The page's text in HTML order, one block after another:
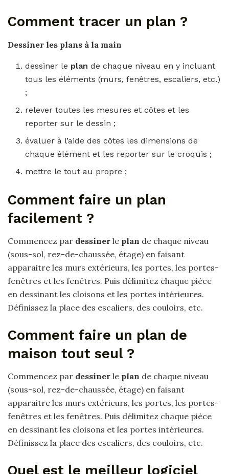
Comment tracer un plan ?
Dessiner les plans à la main
dessiner le plande chaque niveau en y incluant
tous les éléments (murs, fenêtres, escaliers, etc.)
;
relever toutes les mesures et côtes et les
reporter sur le dessin ;
évaluer à l’aide des côtes les dimensions de
chaque élément et les reporter sur le croquis ;
mettre le tout au propre ;
Comment faire un plan
facilement ?
Commencez par dessiner le plan de chaque niveau
(sous-sol, rez-de-chaussée, étage) en faisant
apparaitre les murs extérieurs, les portes, les portes-
fenêtres et les fenêtres. Puis délimitez chaque pièce
en dessinant les cloisons et les portes intérieures.
Définissez la place des escaliers, des couloirs, etc.
Comment faire un plan de
maison tout seul ?
Commencez par dessiner le plan de chaque niveau
(sous-sol, rez-de-chaussée, étage) en faisant
apparaitre les murs extérieurs, les portes, les portes-
fenêtres et les fenêtres. Puis délimitez chaque pièce
en dessinant les cloisons et les portes intérieures.
Définissez la place des escaliers, des couloirs, etc.
Quel est le meilleur logiciel